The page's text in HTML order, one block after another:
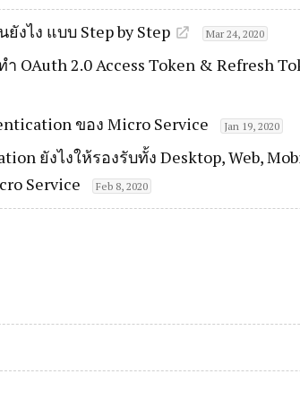
งไง แบบ Step by Step Mar 24, 2020
OAuth 2.0 Access Token & Refresh
ของ Micro Service Jan 19, 2020
ยังไงให้รองรับทั้ง Desktop, Web,
Service
Feb 8, 2020